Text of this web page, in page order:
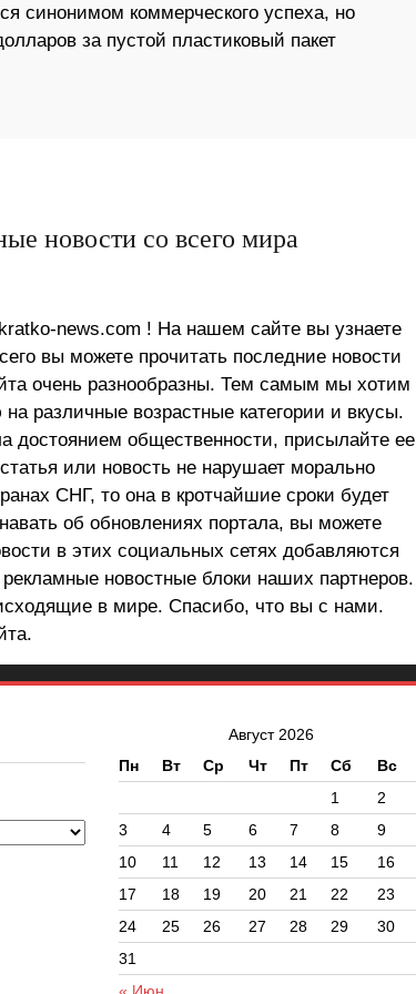
синонимом коммерческого успеха, но
за пустой пластиковый пакет
новости со всего мира
news.com ! На нашем сайте вы узнаете
вы можете прочитать последние новости
очень разнообразны. Тем самым мы хотим
различные возрастные категории и вкусы.
достоянием общественности, присылайте ее
или новость не нарушает морально
СНГ, то она в кротчайшие сроки будет
об обновлениях портала, вы можете
в этих социальных сетях добавляются
новостные блоки наших партнеров.
в мире. Спасибо, что вы с нами.
Август 2026
Пн
Вт Ср Чт Пт Сб Вс
1
2
3
4 5 6 7 8
9
10
11 12 13 14 15
16
17
18 19 20 21 22
23
24
25 26 27 28 29
30
31